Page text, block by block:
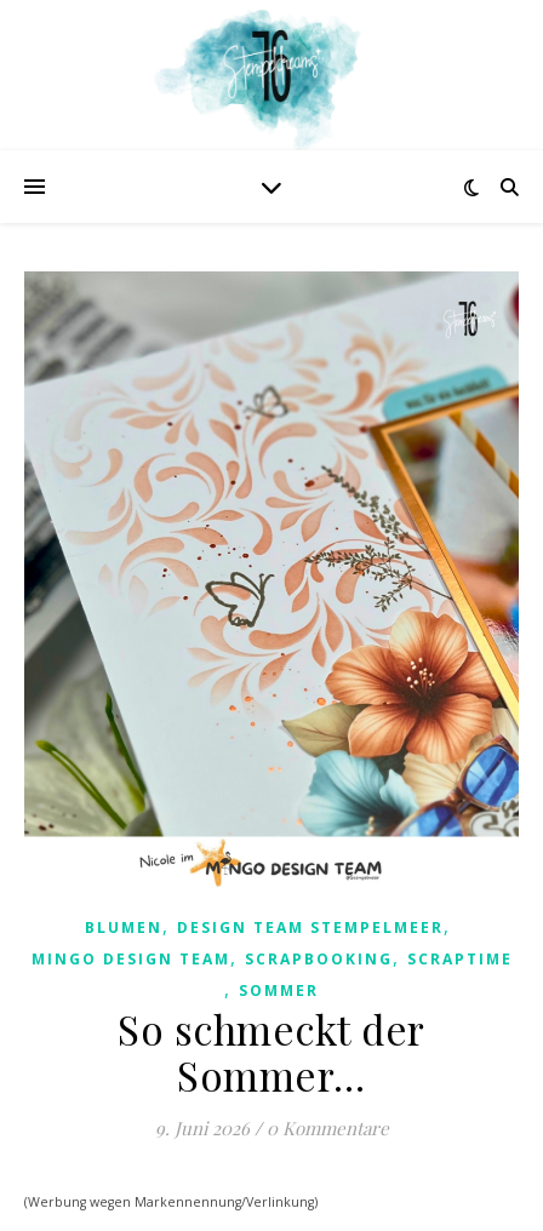
BLUMEN , DESIGN TEAM STEMPELMEER,
MINGO DESIGN TEAM , SCRAPBOOKING , SCRAPTIME
, SOMMER
So schmeckt der
Sommer…
9. Juni 2026 / 0 Kommentare
(Werbung wegen Markennennung/Verlinkung)